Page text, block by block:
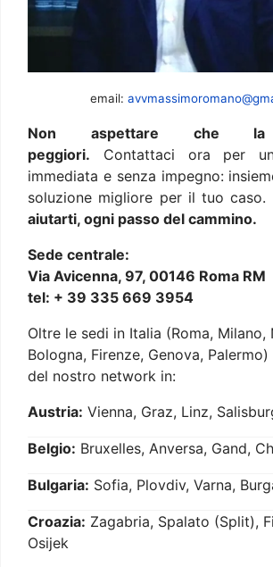
email:
Non aspettare che la
peggiori. Contattaci ora per
immediata e senza impegno:
soluzione migliore per il tuo caso.
aiutarti, ogni passo del cammino.
Sede centrale:
Via Avicenna, 97, 00146 Roma RM
tel: + 39 335 669 3954
Oltre le sedi in Italia (Roma, Milano,
Bologna, Firenze, Genova,
del nostro network in:
Austria: Vienna, Graz, Linz,
Belgio: Bruxelles, Anversa, Gand,
Bulgaria: Sofia, Plovdiv, Varna,
Croazia: Zagabria, Spalato (Split),
Osijek